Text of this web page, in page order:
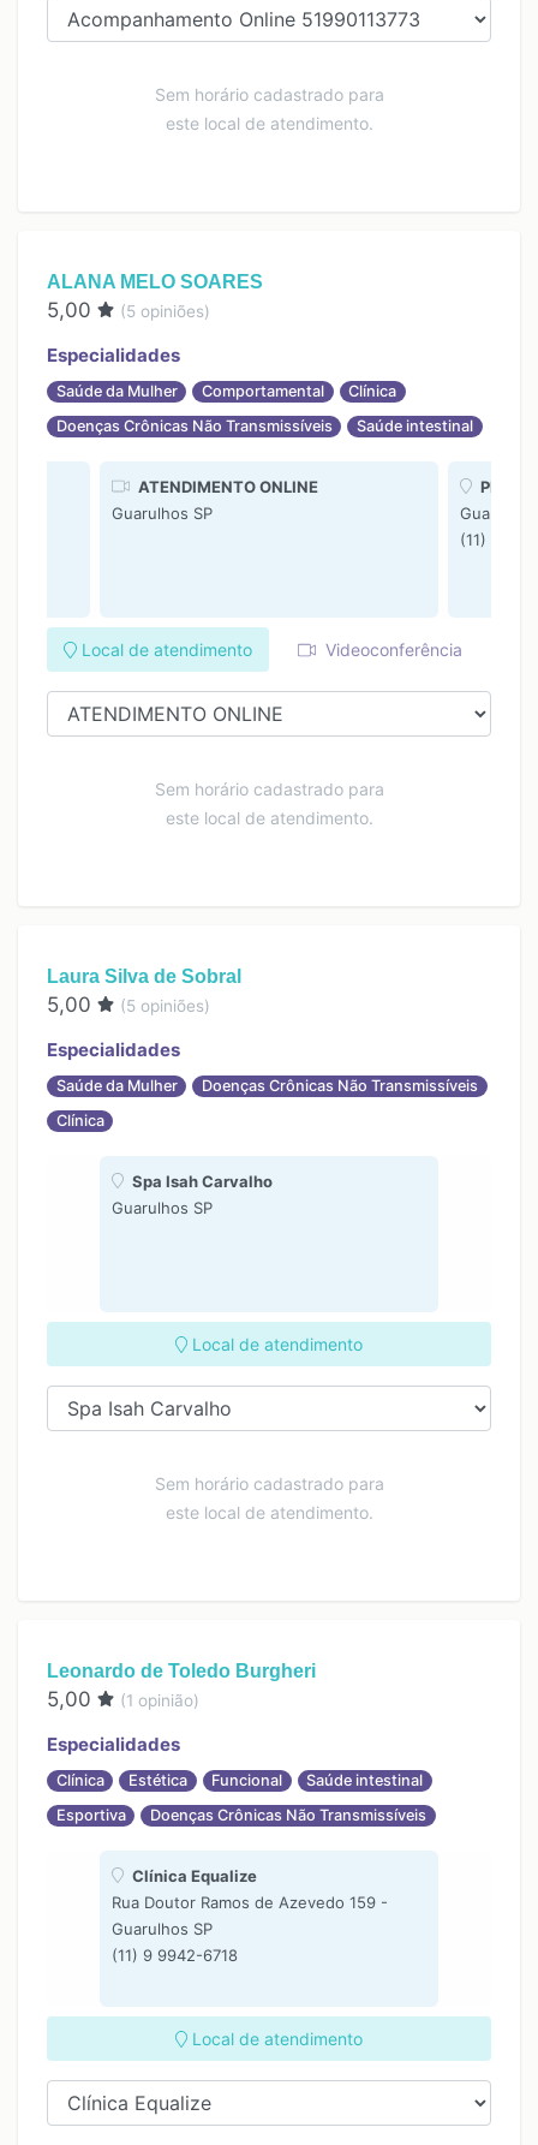
Sem horário cadastrado para
este local de atendimento.
ALANA MELO SOARES
5,00 (5 opiniões)
Especialidades
Saúde da Mulher Comportamental
Clínica
Doenças Crônicas Não Transmissíveis
Saúde intestinal
ATENDIMENTO ONLINE
Guarulhos SP
Guarulhos
(11)
Local de atendimento Videoconferência
Sem horário cadastrado para
este local de atendimento.
Laura Silva de Sobral
5,00 (5 opiniões)
Especialidades
Saúde da Mulher
Doenças Crônicas Não Transmissíveis
Clínica
Spa Isah Carvalho
Guarulhos SP
Local de atendimento
Sem horário cadastrado para
este local de atendimento.
Leonardo de Toledo Burgheri
5,00 (1 opinião)
Especialidades
Clínica Estética Funcional
Saúde intestinal
Esportiva
Doenças Crônicas Não Transmissíveis
Clínica Equalize
Rua Doutor Ramos de Azevedo 159 -
Guarulhos SP
(11) 9 9942-6718
Local de atendimento